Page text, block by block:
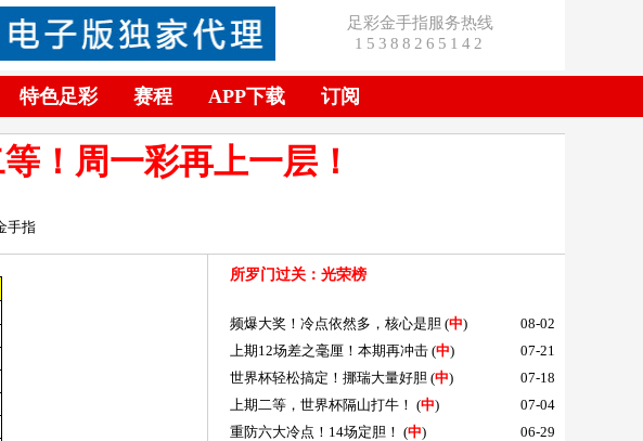
足彩金手指服务热线
15388265142
特色足彩 赛程 APP下载 订阅
！周一彩再上一层！
手指
所罗门过关 ：光荣榜
频爆大奖！冷点依然多，核心是胆 (中)
08-02
上期12场差之毫厘！本期再冲击 (中)
07-21
世界杯轻松搞定！挪瑞大量好胆 (中)
07-18
上期二等，世界杯隔山打牛！ (中)
07-04
重防六大冷点！14场定胆！ (中)
06-29